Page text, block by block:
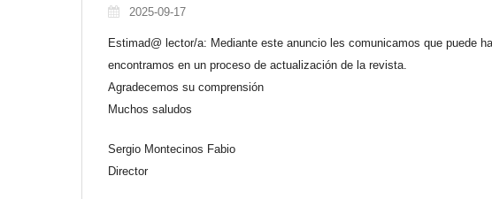
2025-09-17
Estimad@ lector/a: Mediante este anuncio les comunicamos que puede
encontramos en un proceso de actualización de la revista.
Agradecemos su comprensión
Muchos saludos
Sergio Montecinos Fabio
Director